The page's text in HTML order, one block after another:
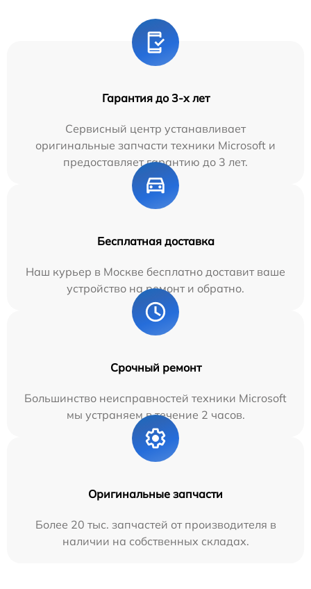
Гарантия до 3-х лет
Сервисный центр устанавливает
оригинальные запчасти техники Microsoft и
предоставляет гарантию до 3 лет.
Бесплатная доставка
Наш курьер в Москве бесплатно доставит ваше
устройство на ремонт и обратно.
Срочный ремонт
Большинство неисправностей техники Microsoft
мы устраняем в течение 2 часов.
Оригинальные запчасти
Более 20 тыс. запчастей от производителя в
наличии на собственных складах.